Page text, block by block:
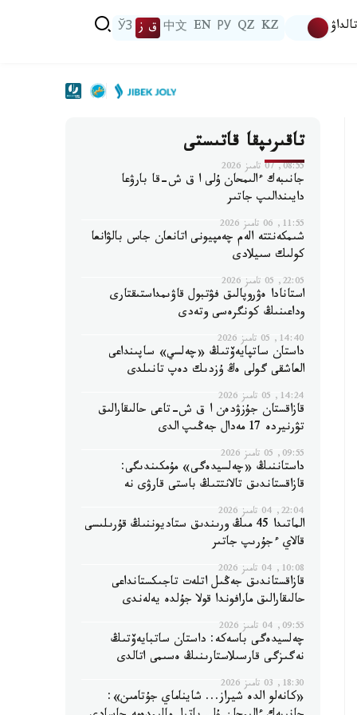
تالداۋ KZ
QZ
РУ
EN
中文 ق ز ЎЗ
تاقىرىپقا قاتىستى
08:55, 07 تامىز 2026
جانىبەك ءالىمحان ۇلى ا ق ش-قا بارۋعا
دايىندالىپ جاتىر
11:55, 06 تامىز 2026
شىمكەنتتە الەم چەمپيونى اتانعان جاس بالۋانعا
كولىك سىيلادى
22:05, 05 تامىز 2026
استانادا ەۋروپالىق فۋتبول قاۋىمداستىقتارى
وداعىنىڭ كونگرەسى وتەدى
14:40, 05 تامىز 2026
داستان ساتپايەۆتىڭ «چەلسي» ساپىنداعى
العاشقى گولى ەڭ ۇزدىك دەپ تانىلدى
14:24, 05 تامىز 2026
قازاقستان جۇزۋدەن ا ق ش-تاعى حالىقارالىق
تۋرنيردە 17 مەدال جەڭىپ الدى
09:55, 05 تامىز 2026
داستاننىڭ «چەلسيدەگى» مۇمكىندىگى:
قازاقستاندىق تالانتتىڭ باستى قارۋى نە
22:04, 04 تامىز 2026
الماتىدا 45 مىڭ ورىندىق ستاديوننىڭ قۇرىلىسى
قالاي ءجۇرىپ جاتىر
10:08, 04 تامىز 2026
قازاقستاندىق جەڭىل اتلەت تاجىكستانداعى
حالىقارالىق مارافوندا قولا جۇلدە يەلەندى
09:55, 04 تامىز 2026
چەلسيدەگى باسەكە: داستان ساتبايەۆتىڭ
نەگىزگى قارسىلاستارىنىڭ ەسىمى اتالدى
18:30, 03 تامىز 2026
«كانەلو الدە شيراز... شايناماي جۇتامىن»: